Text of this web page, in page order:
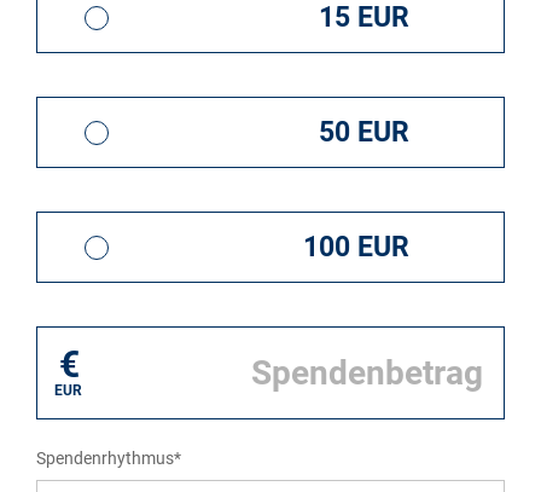
15 EUR
50 EUR
100 EUR
€
EUR
Spendenrhythmus*